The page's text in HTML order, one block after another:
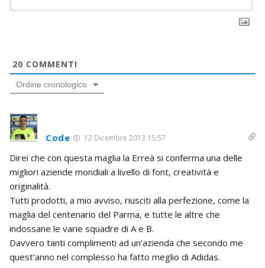
20 COMMENTI
Ordine cronologico
Code 12 Dicembre 2013 15:57
Direi che con questa maglia la Erreà si conferma una delle
migliori aziende mondiali a livello di font, creatività e
originalità.
Tutti prodotti, a mio avviso, riusciti alla perfezione, come la
maglia del centenario del Parma, e tutte le altre che
indossane le varie squadre di A e B.
Davvero tanti complimenti ad un’azienda che secondo me
quest’anno nel complesso ha fatto meglio di Adidas.